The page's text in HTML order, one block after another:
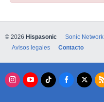
© 2026 Hispasonic Sonic Network
Avisos legales
Contacto